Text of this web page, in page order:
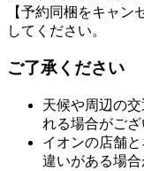
【予約同梱をキャン
してください。
ご了承ください
天候や周辺の
れる場合がござ
イオンの店舗
違いがある場合